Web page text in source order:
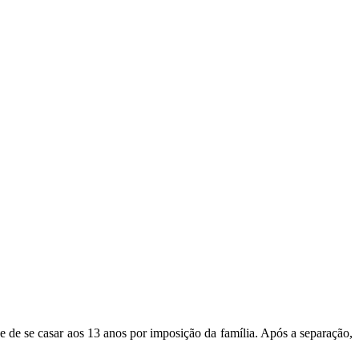
se casar aos 13 anos por imposição da família. Após a separação,